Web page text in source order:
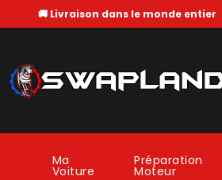
🚚 Livraison dans le monde entier
Ma
Voiture
Préparation
Moteur